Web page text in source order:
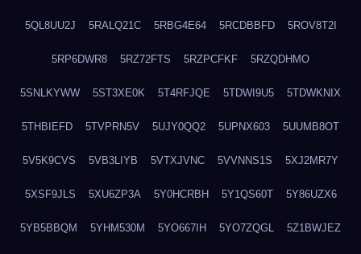
5QL8UU2J 5RALQ21C 5RBG4E64 5RCDBBFD 5ROV8T2I
5RP6DWR8 5RZ72FTS 5RZPCFKF 5RZQDHMO
5SNLKYWW 5ST3XE0K 5T4RFJQE 5TDWI9U5 5TDWKNIX
5THBIEFD 5TVPRN5V 5UJY0QQ2 5UPNX603 5UUMB8OT
5V5K9CVS 5VB3LIYB 5VTXJVNC 5VVNNS1S 5XJ2MR7Y
5XSF9JLS 5XU6ZP3A 5Y0HCRBH 5Y1QS60T 5Y86UZX6
5YB5BBQM 5YHM530M 5YO667IH 5YO7ZQGL 5Z1BWJEZ